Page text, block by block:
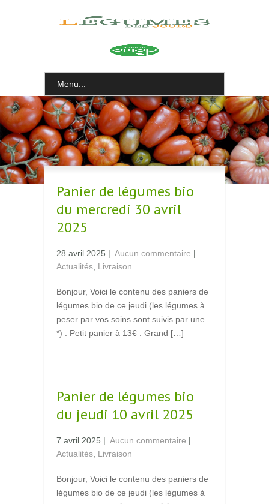
Menu...
Panier de légumes bio
du mercredi 30 avril
2025
28 avril 2025 | Aucun commentaire |
Actualités, Livraison
Bonjour, Voici le contenu des paniers de
légumes bio de ce jeudi (les légumes à
peser par vos soins sont suivis par une
*) : Petit panier à 13€ : Grand […]
Panier de légumes bio
du jeudi 10 avril 2025
7 avril 2025 | Aucun commentaire |
Actualités, Livraison
Bonjour, Voici le contenu des paniers de
légumes bio de ce jeudi (les légumes à